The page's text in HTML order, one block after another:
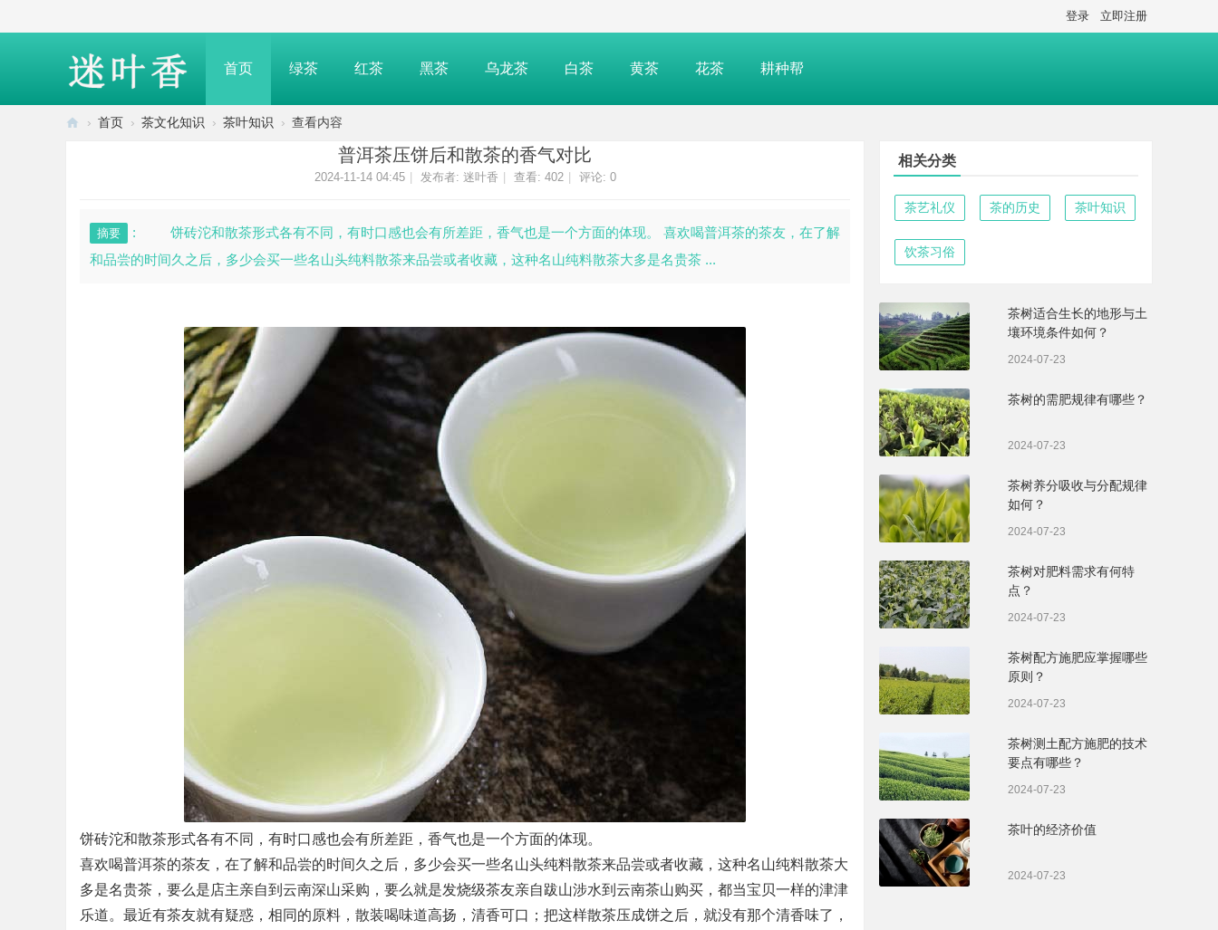
登录 立即注册
首页 绿茶 红茶 黑茶 乌龙茶 白茶 黄茶 花茶 耕种帮
› 首页 › 茶文化知识 › 茶叶知识 › 查看内容
普洱茶压饼后和散茶的香气对比
2024-11-14 04:45 发布者: 迷叶香 查看: 402 评论: 0
摘要
: 饼砖沱和散茶形式各有不同，有时口感也会有所差距，香气也是一个方面的体现。 喜欢喝普洱茶的茶友，在了解
和品尝的时间久之后，多少会买一些名山头纯料散茶来品尝或者收藏，这种名山纯料散茶大多是名贵茶 ...
饼砖沱和散茶形式各有不同，有时口感也会有所差距，香气也是一个方面的体现。
喜欢喝普洱茶的茶友，在了解和品尝的时间久之后，多少会买一些名山头纯料散茶来品尝或者收藏，这种名山纯料散茶大
多是名贵茶，要么是店主亲自到云南深山采购，要么就是发烧级茶友亲自跋山涉水到云南茶山购买，都当宝贝一样的津津
乐道。最近有茶友就有疑惑，相同的原料，散装喝味道高扬，清香可口；把这样散茶压成饼之后，就没有那个清香味了，
相关分类
茶艺礼仪 茶的历史 茶叶知识
饮茶习俗
茶树适合生长的地形与土
壤环境条件如何？
2024-07-23
茶树的需肥规律有哪些？
2024-07-23
茶树养分吸收与分配规律
如何？
2024-07-23
茶树对肥料需求有何特
点？
2024-07-23
茶树配方施肥应掌握哪些
原则？
2024-07-23
茶树测土配方施肥的技术
要点有哪些？
2024-07-23
茶叶的经济价值
2024-07-23